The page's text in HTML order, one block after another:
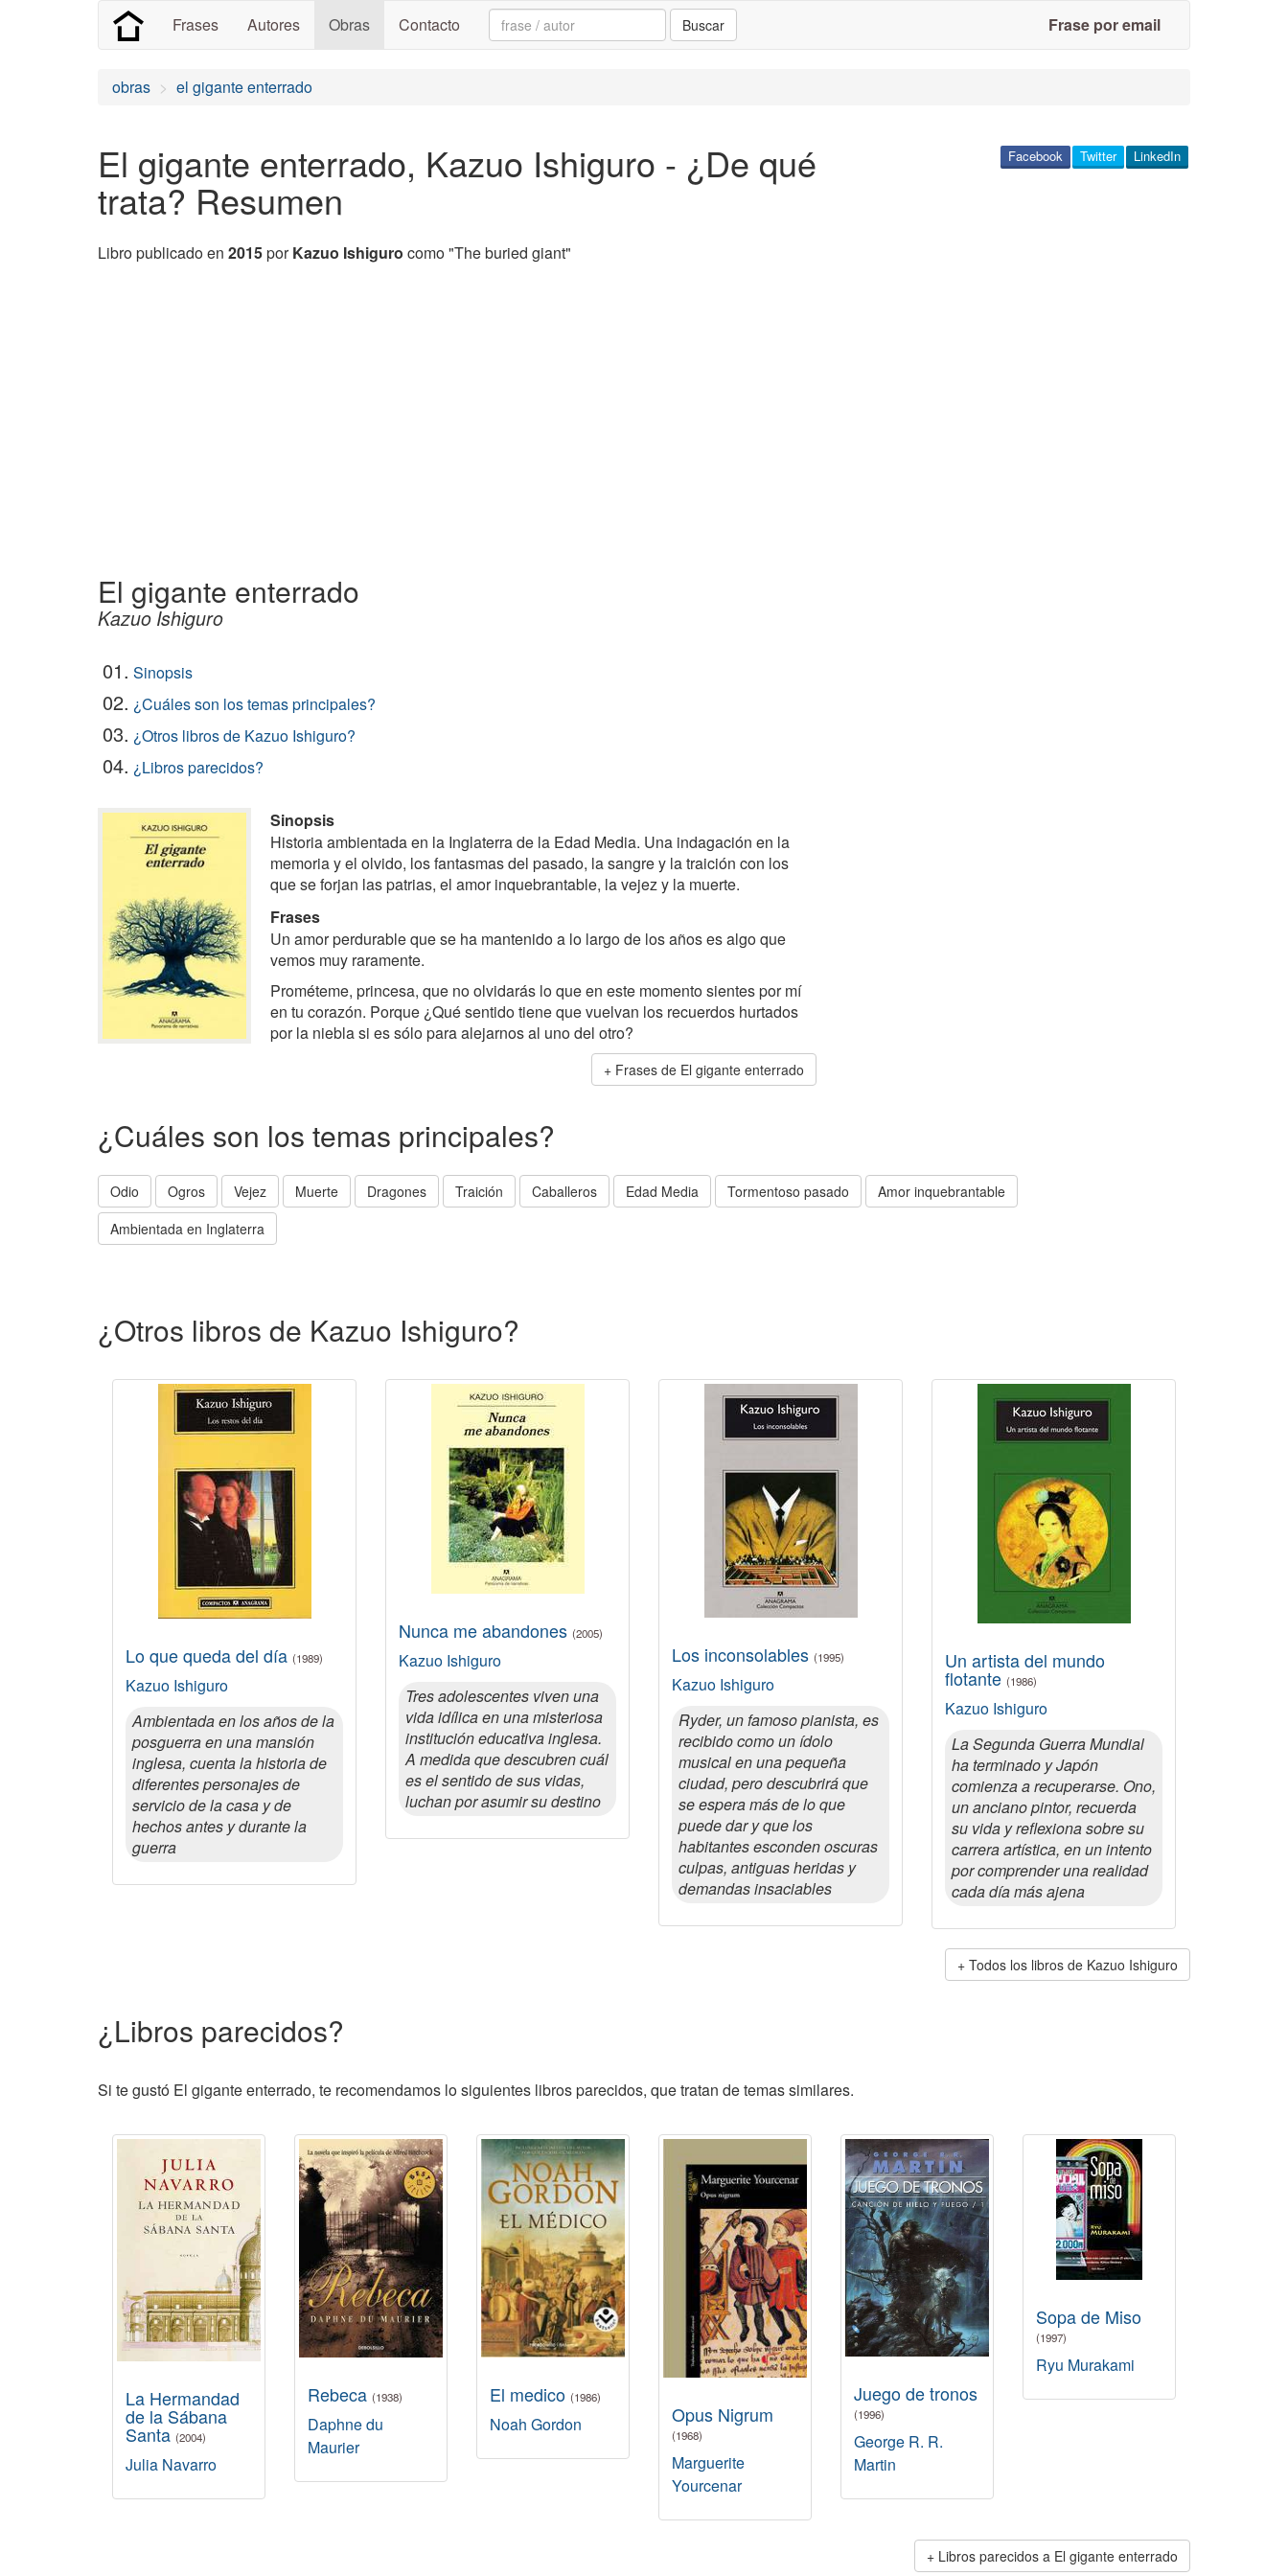
Frases Autores Obras Contacto Search: Buscar Frase por email
obras el gigante enterrado
El gigante enterrado, Kazuo Ishiguro - ¿De qué
trata? Resumen
Libro publicado en 2015porKazuo Ishiguro como "The buried giant"
LinkedIn
Twitter
Facebook
El gigante enterrado
Kazuo Ishiguro
01. Sinopsis
02. ¿Cuáles son los temas principales?
03. ¿Otros libros de Kazuo Ishiguro?
04. ¿Libros parecidos?
Sinopsis
Historia ambientada en la Inglaterra de la Edad Media. Una indagación en la
memoria y el olvido, los fantasmas del pasado, la sangre y la traición con los
que se forjan las patrias, el amor inquebrantable, la vejez y la muerte.
Frases
Un amor perdurable que se ha mantenido a lo largo de los años es algo que
vemos muy raramente.
Prométeme, princesa, que no olvidarás lo que en este momento sientes por mí
en tu corazón. Porque ¿Qué sentido tiene que vuelvan los recuerdos hurtados
por la niebla si es sólo para alejarnos al uno del otro?
Frases de El gigante enterrado
¿Cuáles son los temas principales?
Odio Ogros Vejez Muerte Dragones Traición Caballeros Edad Media Tormentoso pasado
Amor inquebrantable
Ambientada en Inglaterra
¿Otros libros de Kazuo Ishiguro?
Lo que queda del día (1989)
Kazuo Ishiguro
Ambientada en los años de la
posguerra en una mansión
inglesa, cuenta la historia de
diferentes personajes de
servicio de la casa y de
hechos antes y durante la
guerra
Nunca me abandones (2005)
Kazuo Ishiguro
Tres adolescentes viven una
vida idílica en una misteriosa
institución educativa inglesa.
A medida que descubren cuál
es el sentido de sus vidas,
luchan por asumir su destino
Los inconsolables (1995)
Kazuo Ishiguro
Ryder, un famoso pianista, es
recibido como un ídolo
musical en una pequeña
ciudad, pero descubrirá que
se espera más de lo que
puede dar y que los
habitantes esconden oscuras
culpas, antiguas heridas y
demandas insaciables
Un artista del mundo
flotante (1986)
Kazuo Ishiguro
La Segunda Guerra Mundial
ha terminado y Japón
comienza a recuperarse. Ono,
un anciano pintor, recuerda
su vida y reflexiona sobre su
carrera artística, en un intento
por comprender una realidad
cada día más ajena
Todos los libros de Kazuo Ishiguro
¿Libros parecidos?
Si te gustó El gigante enterrado, te recomendamos lo siguientes libros parecidos, que tratan de temas similares.
La Hermandad
de la Sábana
Santa (2004)
Julia Navarro
Rebeca (1938)
Daphne du
Maurier
El medico (1986)
Noah Gordon Opus Nigrum
(1968)
Marguerite
Yourcenar
Juego de tronos
(1996)
George R. R.
Martin
Sopa de Miso
(1997)
Ryu Murakami
Libros parecidos a El gigante enterrado